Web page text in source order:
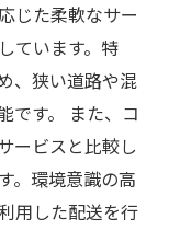
じた柔軟なサー
ています。特
、狭い道路や混
です。 また、コ
ービスと比較し
。環境意識の高
用した配送を行